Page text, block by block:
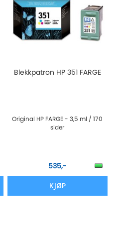
Blekkpatron HP 351 FARGE
Original HP FARGE - 3,5 ml / 170
sider
535,-
KJØP